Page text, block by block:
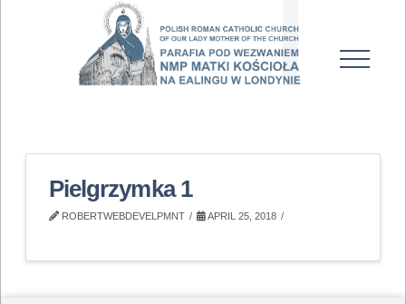
Pielgrzymka 1
ROBERTWEBDEVELPMNT APRIL 25, 2018